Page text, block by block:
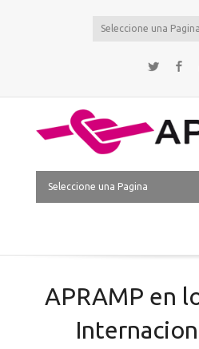
Seleccione una Pagina
Twitter
Seleccione una Pagina
APRAMP en